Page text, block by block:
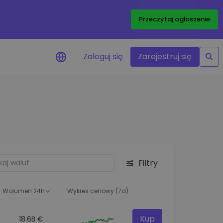
Przeczytaj ogłoszenie
optymalne wyniki
Zaloguj się Zarejestruj się
Filtry
Wolumen 24h Wykres cenowy (7d)
18.6B € Kup